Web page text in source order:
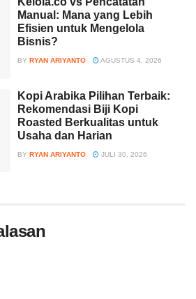
Manual: Mana yang Lebih
Efisien untuk Mengelola
Bisnis?
BY RYAN ARIYANTO AGUSTUS 4, 2026
Kopi Arabika Pilihan Terbaik:
Rekomendasi Biji Kopi
Roasted Berkualitas untuk
Usaha dan Harian
BY RYAN ARIYANTO JULI 30, 2026